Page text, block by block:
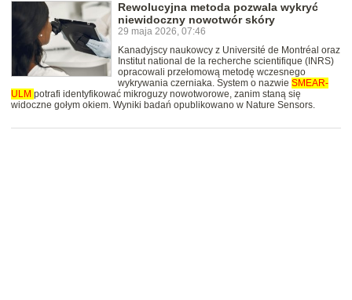
Rewolucyjna metoda pozwala wykryć
niewidoczny nowotwór skóry
29 maja 2026, 07:46
Kanadyjscy naukowcy z Université de Montréal oraz
Institut national de la recherche scientifique (INRS)
opracowali przełomową metodę wczesnego
wykrywania czerniaka. System o nazwie SMEAR-
ULM potrafi identyfikować mikroguzy nowotworowe, zanim staną się
widoczne gołym okiem. Wyniki badań opublikowano w Nature Sensors.